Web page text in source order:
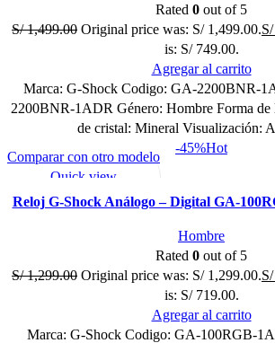
Rated 0 out of 5
S/1,499.00 Original price was: S/ 1,499.00.S/
is: S/ 749.00.
Agregar al carrito
Marca: G-Shock Codigo: GA-2200BNR-
2200BNR-1ADR Género: Hombre Forma de
de cristal: Mineral Visualización:
-45%Hot
Comparar con otro modelo
Quick view
Mi lista de deseo
Reloj G-Shock Análogo – Digital GA-
Hombre
Rated 0 out of 5
S/1,299.00 Original price was: S/ 1,299.00.S/
is: S/ 719.00.
Agregar al carrito
Marca: G-Shock Codigo: GA-100RGB-